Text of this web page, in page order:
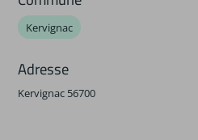
Kervignac
Adresse
Kervignac 56700